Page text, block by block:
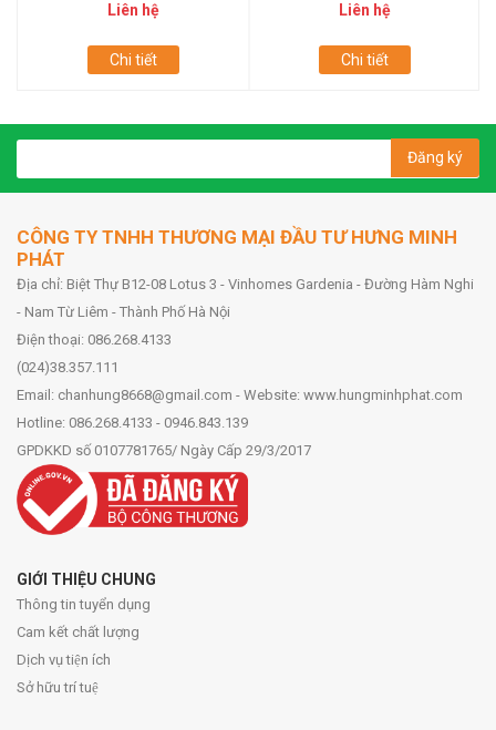
Liên hệ
Chi tiết
Liên hệ
Chi tiết
Đăng ký
CÔNG TY TNHH THƯƠNG MẠI ĐẦU TƯ HƯNG MINH
PHÁT
Địa chỉ: Biệt Thự B12-08 Lotus 3 - Vinhomes Gardenia - Đường Hàm Nghi
- Nam Từ Liêm - Thành Phố Hà Nội
Điện thoại: 086.268.4133
(024)38.357.111
Email: chanhung8668@gmail.com - Website: www.hungminhphat.com
Hotline: 086.268.4133 - 0946.843.139
GPDKKD số 0107781765/ Ngày Cấp 29/3/2017
GIỚI THIỆU CHUNG
Thông tin tuyển dụng
Cam kết chất lượng
Dịch vụ tiện ích
Sở hữu trí tuệ